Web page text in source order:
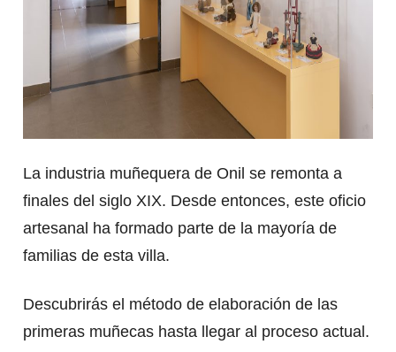
La industria muñequera de Onil se remonta a
finales del siglo XIX. Desde entonces, este oficio
artesanal ha formado parte de la mayoría de
familias de esta villa.
Descubrirás el método de elaboración de las
primeras muñecas hasta llegar al proceso actual.